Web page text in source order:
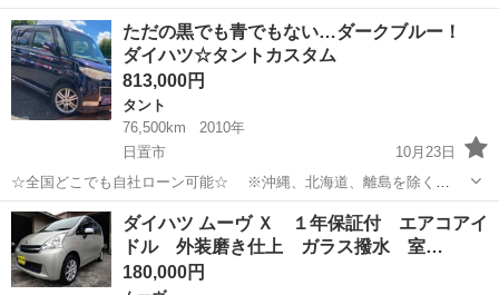
EBD-S321V ■ グレード名：軽バン 5速MTクルーズターボ ■ 排気
量： 660cc ■ 年式（年）： 2010年 ■ 走行距離： 1...
鹿児島 日置市 伊集院駅 ハイゼット カーゴ
ただの黒でも青でもない…ダークブルー！
ダイハツ☆タントカスタム
813,000円
タント
76,500km
2010年
日置市
10月23日
☆全国どこでも自社ローン可能☆ ※沖縄、北海道、離島を除く
https://www.otoron.jp/lists/detail?carno=028475 ※全車両、納車時2年
車検付き 自己破産、債務整理の...
鹿児島 日置市 タント ただ
ダイハツ ムーヴ Ｘ １年保証付 エアコアイ
ドル 外装磨き仕上 ガラス撥水 室…
180,000円